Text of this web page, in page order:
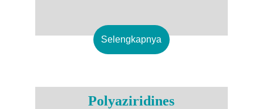
Selengkapnya
Polyaziridines